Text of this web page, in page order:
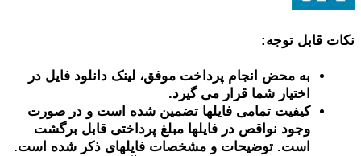
نکات قابل توجه:
به محض انجام پرداخت موفق، لینک دانلود فایل در
اختیار شما قرار می گیرد.
کیفیت تمامی فایلها تضمین شده است و در صورت
وجود نواقص در فایلها مبلغ پرداختی قابل برگشت
است. توضیحات و مشخصات فایلهای ذکر شده است.